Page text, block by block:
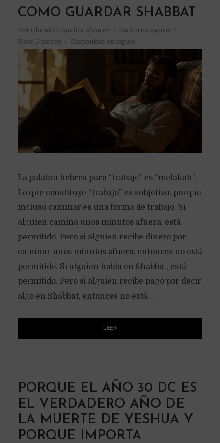
COMO GUARDAR SHABBAT
Por Christian Gaviria Alvarez En Sin categoría
Hace 5 meses
Disponible en inglés
La palabra hebrea para “trabajo” es “melakah”.
Lo que constituye “trabajo” es subjetivo, porque
incluso caminar es una forma de trabajo. Si
alguien camina unos minutos afuera, está
permitido. Pero si alguien recibe dinero por
caminar unos minutos afuera, entonces no está
permitido. Si alguien habla en Shabbat, está
permitido. Pero si alguien recibe pago por decir
algo en Shabbat, entonces no está...
LEER
PORQUE EL AÑO 30 DC ES
EL VERDADERO AÑO DE
LA MUERTE DE YESHUA Y
PORQUE IMPORTA